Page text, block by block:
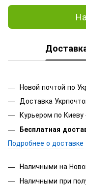
Новой почтой по
Доставка
Курьером по
Бесплатная
Подробнее о доставке
Наличными на
Наличными при